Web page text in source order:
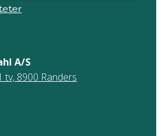
A/S
tv, 8900 Randers